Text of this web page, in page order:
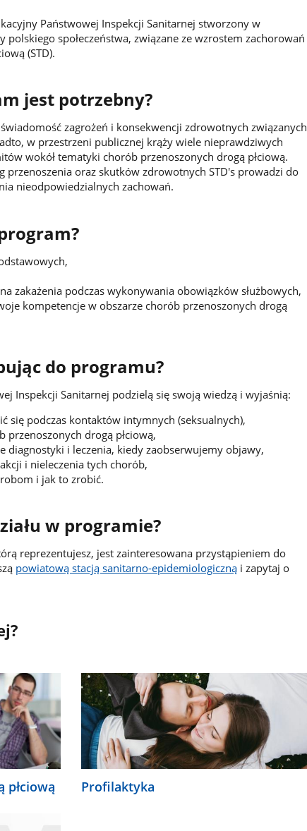
Państwowej Inspekcji Sanitarnej stworzony w
społeczeństwa, związane ze wzrostem zachorowań
(STD).
jest potrzebny?
zagrożeń i konsekwencji zdrowotnych związanych
w przestrzeni publicznej krąży wiele nieprawdziwych
wokół tematyki chorób przenoszonych drogą płciową.
przenoszenia oraz skutków zdrowotnych STD's prowadzi do
nieodpowiedzialnych zachowań.
zakażenia podczas wykonywania obowiązków służbowych,
kompetencje w obszarze chorób przenoszonych drogą
do programu?
Inspekcji Sanitarnej podzielą się swoją wiedzą i wyjaśnią:
się podczas kontaktów intymnych (seksualnych),
przenoszonych drogą płciową,
diagnostyki i leczenia, kiedy zaobserwujemy objawy,
i nieleczenia tych chorób,
i jak to zrobić.
w programie?
reprezentujesz, jest zainteresowana przystąpieniem do
powiatową stacją sanitarno-epidemiologicznąi zapytaj o
płciową Profilaktyka